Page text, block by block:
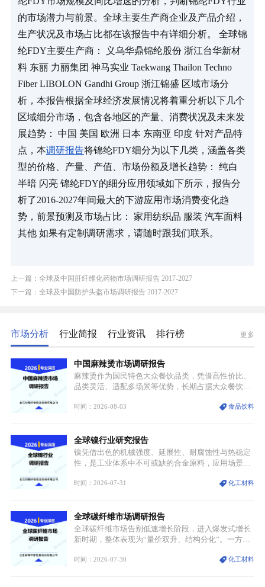
的市场潜力与前景。全球主要生产商企业及产品介绍，
生产状况及市场占比都在该报告中有详细分析。 全球锦
纶FDY主要生产商： 义乌华鼎锦纶股份 浙江台华新材
料 东丽 力丽集团 神马实业 Taekwang Thailon Techno
Fiber LIBOLON Gandhi Group 浙江锦盛 区域市场分
析，本报告根据全球经济发展情况将着重分析以下几个
区域细分市场，包含各地区的产量、消费状况及未来发
展趋势： 中国 美国 欧洲 日本 东南亚 印度 针对产品特
点，本调研报告将锦纶FDY细分为以下几类，涵盖各类
型的价格、产量、产值、市场份额及增长趋势： 纯白
半暗 闪亮 锦纶FDY的细分应用领域如下所示，报告分
析了2016-2027年间最大的下游应用市场消费变化趋
势，前景预测及市场占比： 家用纺织品 服装 汽车面料
其他 如果有定制调研需求，请随时跟我们联系。
上一篇：全球及中国肝纤维化药物市场调研报告 2017-2027
下一篇：全球及中国防护头盔市场调研报告 2017-2027
市场分析 行业简报 行业资讯 排行榜 更多
中国麻辣烫市场调研报告
麻辣烫作为国民特色大众餐饮品类，凭借高性价比、
品类灵活、适配多场景等优势，长期占据大众餐饮重
型，叠加消费需求升级、线上流量变革、新零售业态
特点，在消费、创业、政策、技术多重驱动下，依旧
具备强劲的发展活力。
时间：2026-08-03 食品饮料
全球镍行业研究报告
镍凭借出色的机械强度、延展性、耐腐蚀性与热稳定
性，是工业体系中不可或缺的合金原料，应用场景横
用价值难以被替代。依托理化优势，镍被全球主要经
型为新能源核心战略矿产，全球产业形成“印尼掌控
资源与产能、中国主导消费与技术、工艺向低碳湿法
迭代、再生镍加速补位”的全新格局。
时间：2026-07-31 化工材料
全球碳纤维市场调研报告
全球碳纤维市场告别低速增长阶段，进入爆发式增长
新时期，整体表现为“量价双升、结构分化”。一方面
持续扩张；另一方面产品、需求、应用场景呈现明显
时间：2026-07-30 化工材料